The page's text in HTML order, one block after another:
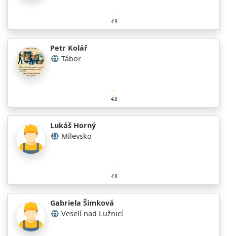
4.9
Petr Kolář
Tábor
4.8
Lukáš Horný
Milevsko
4.8
Gabriela Šimková
Veselí nad Lužnicí